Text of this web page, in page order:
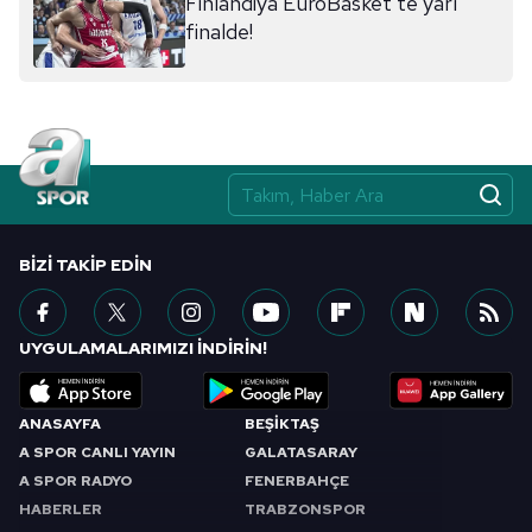
sınırlı olarak açık rızanız dahilinde kullanılacaktır.
Çerezlere ilişkin tercihlerinizi aşağıda yer alan panel
için Ayarlar butonuna tıklayabilir,
Metnimizi
6698 sayılı Kişisel Verilerin Korunması Kanunu uyarınca
ilgili mevzuata uygun olarak kullanılan çerezlerle ilgili bilgi
almak için lütfen
tıklayınız .
finalde!
ANASAYFA
A SPOR CANLI YAYIN
A SPOR RADYO
HABERLER
BEŞİKTAŞ
GALATASARAY
FENERBAHÇE
TRABZONSPOR
BIZI TAKIP EDIN
UYGULAMALARIMIZI İNDİRİN!